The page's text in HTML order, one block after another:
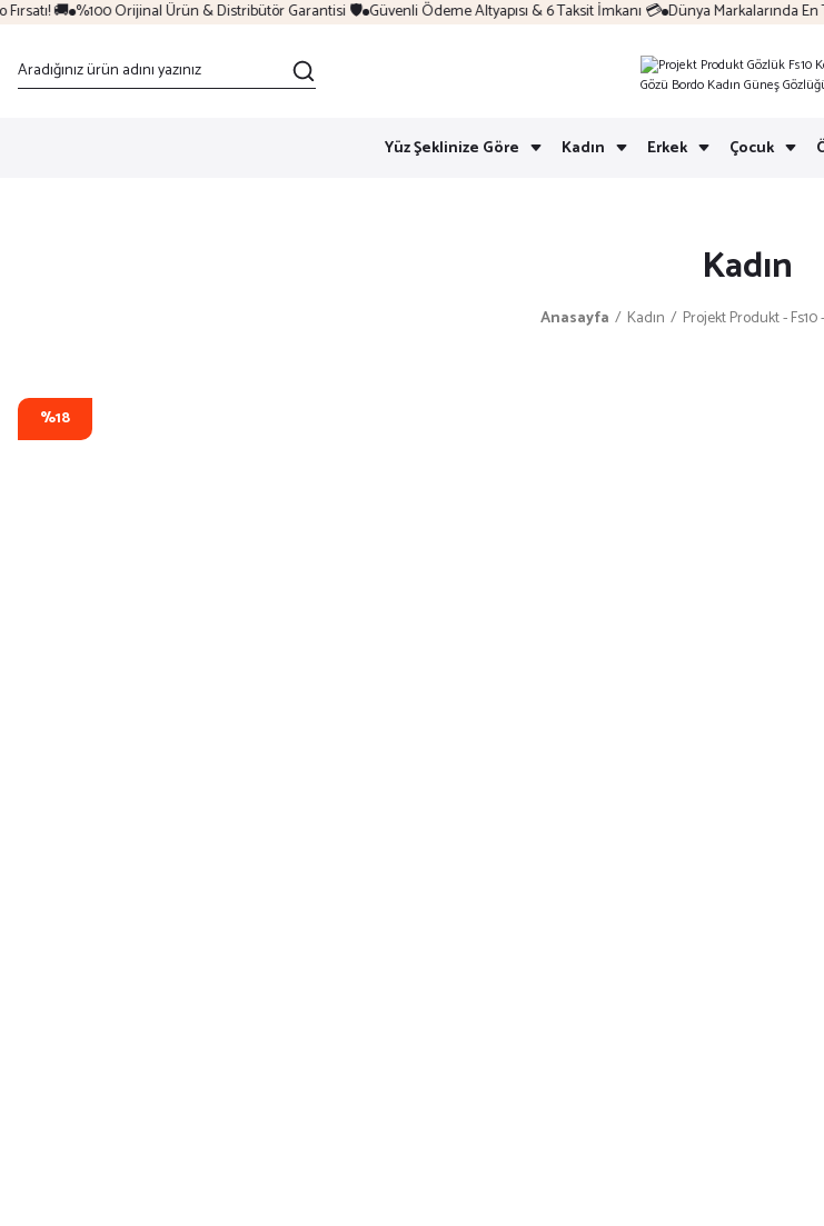
🚚 %100 Orijinal Ürün & Distribütör Garantisi 🛡️ Güvenli Ödeme Altyapısı & 6 Taksit İmkanı 💳 Dünya Markalarında En
Yüz Şeklinize Göre Kadın Erkek Çocuk
Kadın
Anasayfa Kadın Projekt Produkt -
%18